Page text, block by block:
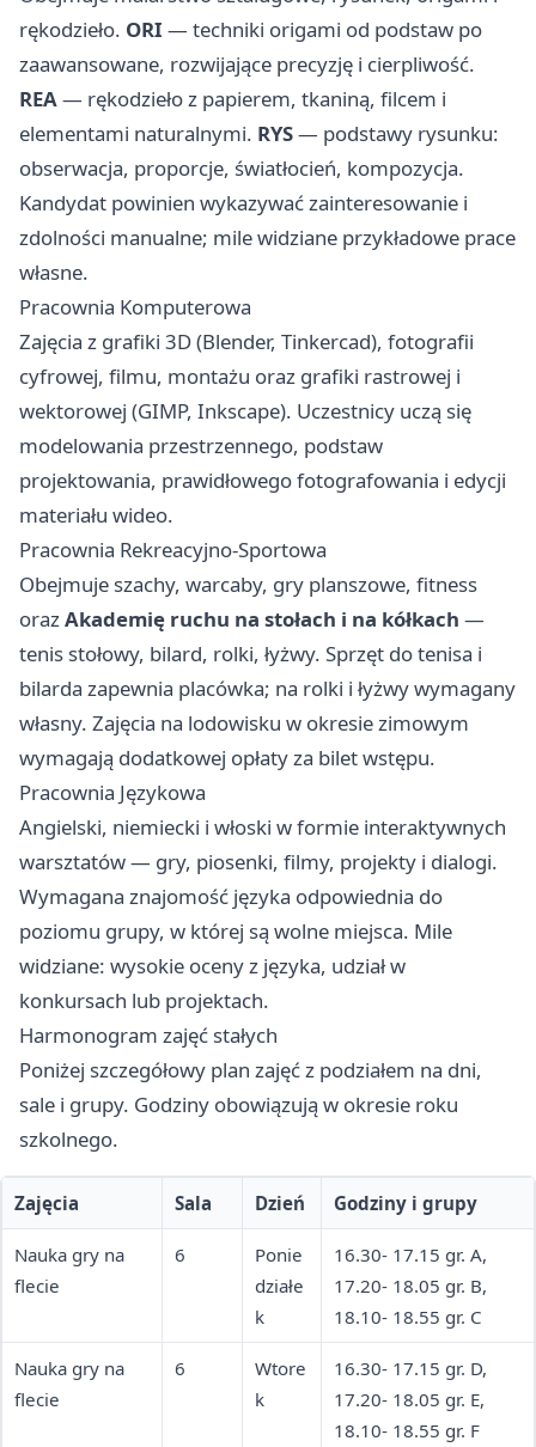
rękodzieło. ORI — techniki origami od podstaw po
zaawansowane, rozwijające precyzję i cierpliwość.
REA— rękodzieło z papierem, tkaniną, filcem i
elementami naturalnymi. RYS— podstawy rysunku:
obserwacja, proporcje, światłocień, kompozycja.
Kandydat powinien wykazywać zainteresowanie i
zdolności manualne; mile widziane przykładowe prace
własne.
Pracownia Komputerowa
Zajęcia z grafiki 3D (Blender, Tinkercad), fotografii
cyfrowej, filmu, montażu oraz grafiki rastrowej i
wektorowej (GIMP, Inkscape). Uczestnicy uczą się
modelowania przestrzennego, podstaw
projektowania, prawidłowego fotografowania i edycji
materiału wideo.
Pracownia Rekreacyjno-Sportowa
Obejmuje szachy, warcaby, gry planszowe, fitness
orazAkademię ruchu na stołach i na kółkach —
tenis stołowy, bilard, rolki, łyżwy. Sprzęt do tenisa i
bilarda zapewnia placówka; na rolki i łyżwy wymagany
własny. Zajęcia na lodowisku w okresie zimowym
wymagają dodatkowej opłaty za bilet wstępu.
Pracownia Językowa
Angielski, niemiecki i włoski w formie interaktywnych
warsztatów — gry, piosenki, filmy, projekty i dialogi.
Wymagana znajomość języka odpowiednia do
poziomu grupy, w której są wolne miejsca. Mile
widziane: wysokie oceny z języka, udział w
konkursach lub projektach.
Harmonogram zajęć stałych
Poniżej szczegółowy plan zajęć z podziałem na dni,
sale i grupy. Godziny obowiązują w okresie roku
szkolnego.
Zajęcia Sala Dzień Godziny i grupy
Nauka gry na
flecie
6
Ponie
działe
k
16.30- 17.15 gr. A,
17.20- 18.05 gr. B,
18.10- 18.55 gr. C
Nauka gry na
flecie
6
Wtore
k
16.30- 17.15 gr. D,
17.20- 18.05 gr. E,
18.10- 18.55 gr. F